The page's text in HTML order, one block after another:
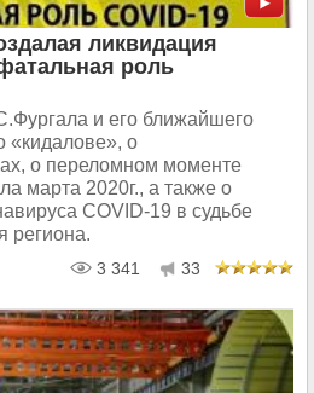
ликвидация
роль
и его ближайшего
«кидалове», о
о переломном моменте
марта 2020г., а также о
COVID-19 в судьбе
региона.
3 341 33